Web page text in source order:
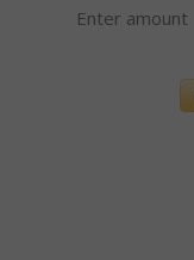
Enter amount